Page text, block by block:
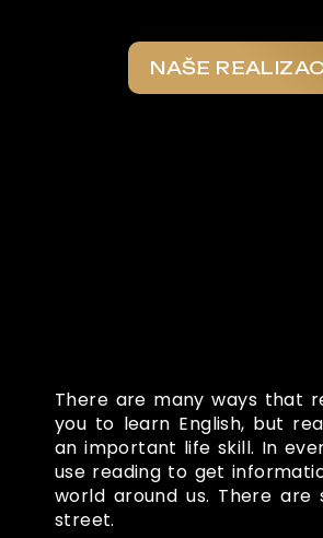
NAŠE
There are many ways that
you to learn English, but
an important life skill. In
use reading to get
world around us. There are
street.